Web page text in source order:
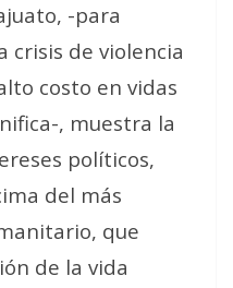
-para
crisis de violencia
costo en vidas
, muestra la
políticos,
del más
que
de la vida